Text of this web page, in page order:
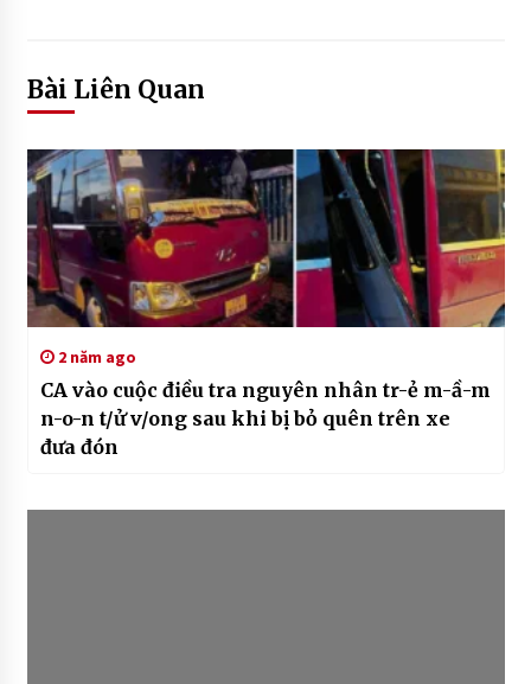
Bài Liên Quan
2 năm ago
CA vào cuộc điều tra nguyên nhân tr-ẻ m-ầ-m
n-o-n t/ử v/ong sau khi bị bỏ quên trên xe
đưa đón